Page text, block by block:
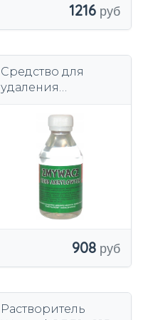
1216
Средство для
удаления
Wamod 120 мл
908
Растворитель